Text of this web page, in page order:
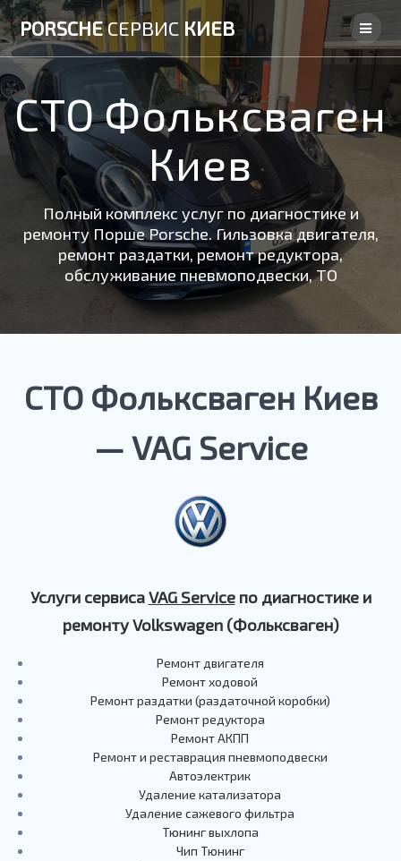
Skip
to
PORSCHEСЕРВИС КИЕВ
СТО Фольксваген
Киев
Полный комплекс услуг по диагностике и
ремонту Порше Porsche. Гильзовка двигателя,
ремонт раздатки, ремонт редуктора,
обслуживание пневмоподвески, ТО
СТО Фольксваген Киев
— VAG Service
Услуги сервисаVAG Serviceпо диагностике и
ремонту Volkswagen (Фольксваген)
Ремонт двигателя
Ремонт ходовой
Ремонт раздатки (раздаточной коробки)
Ремонт редуктора
Ремонт АКПП
Ремонт и реставрация пневмоподвески
Автоэлектрик
Удаление катализатора
Удаление сажевого фильтра
Тюнинг выхлопа
Чип Тюнинг